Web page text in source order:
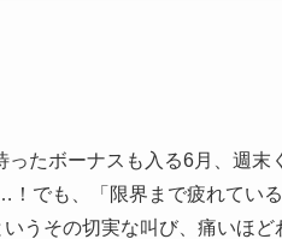
たボーナスも入る6月、週末
でも、「限界まで疲れてい
うその切実な叫び、痛いほど